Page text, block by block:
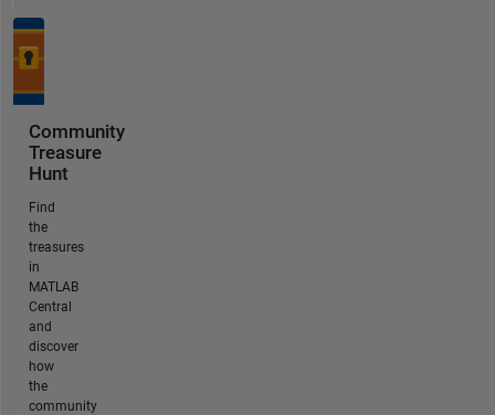
Community
Treasure
Hunt
Find
the
treasures
in
MATLAB
Central
and
discover
how
the
community